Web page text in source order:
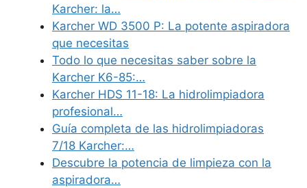
Karcher: la…
Karcher WD 3500 P: La potente aspiradora
que necesitas
Todo lo que necesitas saber sobre la
Karcher K6-85:…
Karcher HDS 11-18: La hidrolimpiadora
profesional…
Guía completa de las hidrolimpiadoras
7/18 Karcher:…
Descubre la potencia de limpieza con la
aspiradora…